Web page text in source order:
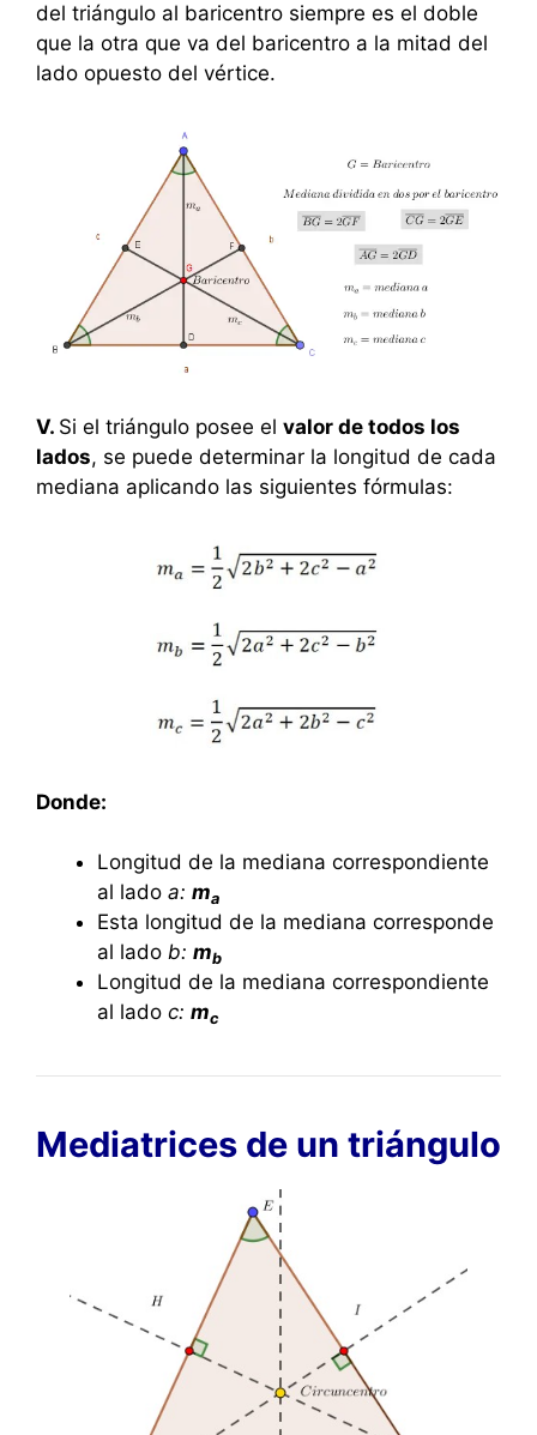
del triángulo al baricentro siempre es el doble
que la otra que va del baricentro a la mitad del
lado opuesto del vértice.
V. Si el triángulo posee el valor de todos los
lados, se puede determinar la longitud de cada
mediana aplicando las siguientes fórmulas:
Donde:
Longitud de la mediana correspondiente
al lado a: ma
Esta longitud de la mediana corresponde
al lado b: mb
Longitud de la mediana correspondiente
al lado c: mc
Mediatrices de un triángulo